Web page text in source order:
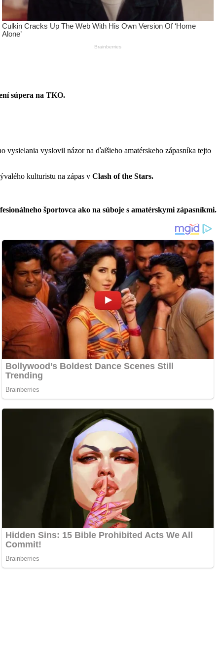
súpera na TKO.
vyslovil názor na ďalšieho amatérskeho zápasníka tejto
kulturistu na zápas v Clash of the Stars.
športovca ako na súboje s amatérskymi zápasníkmi.